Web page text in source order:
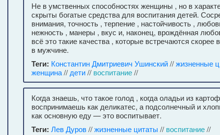
Не в умственных способностях женщины , но в
скрыты богатые средства для воспитания детей.
внимания, точность , терпение , настойчивость ,
нежность , манеры , вкус и, наконец, врождённая
всё это такие качества , которые встречаются
в мужчине.
Теги: Константин Дмитриевич Ушинский//жизненные
женщина// дети// воспитание//
Когда знаешь, что такое голод , когда оладьи из
воспринимаешь как деликатес, а подсолнечный и
как основную еду — это воспитывает.
Теги: Лев Дуров//жизненные цитаты // воспитание//